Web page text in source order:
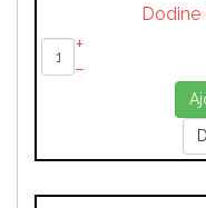
Dodine
+
–